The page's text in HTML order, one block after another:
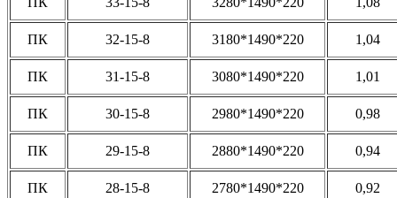
ПК 32-15-8 3180*1490*220 1,04
ПК 31-15-8 3080*1490*220 1,01
ПК 30-15-8 2980*1490*220 0,98
ПК 29-15-8 2880*1490*220 0,94
ПК 28-15-8 2780*1490*220 0,92